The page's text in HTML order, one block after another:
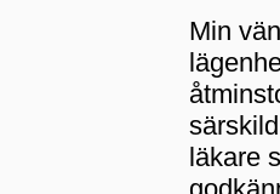
Min
läkare